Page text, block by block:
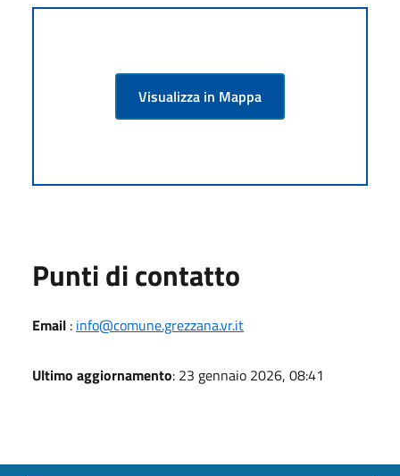
Visualizza in Mappa
Punti di contatto
Email : info@comune.grezzana.vr.it
Ultimo aggiornamento: 23 gennaio 2026, 08:41